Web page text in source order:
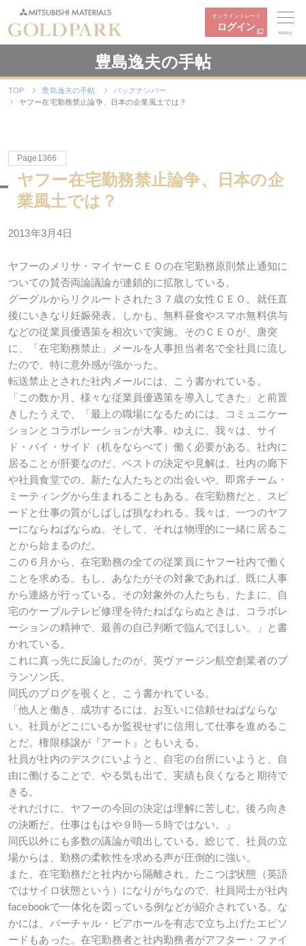
オンライントレード
ログイン
MENU
豊島逸夫の手帖
TOP 豊島逸夫の手帖
バックナンバー
ヤフー在宅勤務禁止論争、日本の企業風土では？
Page1366
ヤフー在宅勤務禁止論争、日本の企
業風土では？
2013年3月4日
ヤフーのメリサ・マイヤーＣＥＯの在宅勤務原則禁止通知に
ついての賛否両論議論が連鎖的に拡散している。
グーグルからリクルートされた３７歳の女性ＣＥＯ。就任直
後にいきなり妊娠発表。しかも、無料昼食やスマホ無料供与
などの従業員優遇策を相次いで実施。そのＣＥＯが、唐突
に、「在宅勤務禁止」メールを人事担当者名で全社員に流し
たので、特に意外感が強かった。
転送禁止とされた社内メールには、こう書かれている。
「この数か月、様々な従業員優遇策を導入してきた」と前置
きしたうえで、「最上の職場になるためには、コミュニケー
ションとコラボレーションが大事。ゆえに、我々は、サイ
ド・バイ・サイド（机をならべて）働く必要がある。社内に
居ることが肝要なのだ。ベストの決定や見解は、社内の廊下
や社員食堂での、新たな人たちとの出会いや、即席チーム・
ミーティングから生まれることもある。在宅勤務だと、スピ
ードと仕事の質がしばしば損なわれる。我々は、一つのヤフ
ーにならねばならぬ。そして、それは物理的に一緒に居るこ
とから始まるのだ。
この６月から、在宅勤務の全ての従業員にヤフー社内で働く
ことを求める。もし、あなたがその対象であれば、既に人事
から連絡が行っている。その対象外の人たちも、たまに、自
宅のケーブルテレビ修理を待たねばならぬときは、コラボレ
ーションの精神で、最善の自己判断で臨んでほしい。」と書
かれている。
これに真っ先に反論したのが、英ヴァージン航空創業者のブ
ランソン氏。
同氏のブログを覗くと、こう書かれている。
「他人と働き、成功するには、お互いに信頼せねばならな
い。社員がどこにいるか監視せずに信用して仕事を進めるこ
とだ。権限移譲が『アート』ともいえる。
社員が社内のデスクにいようと、自宅の台所にいようと、自
由に働けることで、やる気も出て、実績も良くなると期待で
きる。
それだけに、ヤフーの今回の決定は理解に苦しむ。後ろ向き
の決断だ。仕事はもはや９時―５時ではない。」
同氏以外にも多数の議論が噴出している。総じて、社員の立
場からは、勤務の柔軟性を求める声が圧倒的に強い。
また、在宅勤務だと社内から隔離され、たこつぼ状態（英語
ではサイロ状態という）になりがちなので、社員同士が社内
facebookで一体化を図っている例などが紹介されている。な
かには、バーチャル・ビアホールを有志で立ち上げたエピソ
ードもあった。在宅勤務者と社内勤務者がアフター・ファイ